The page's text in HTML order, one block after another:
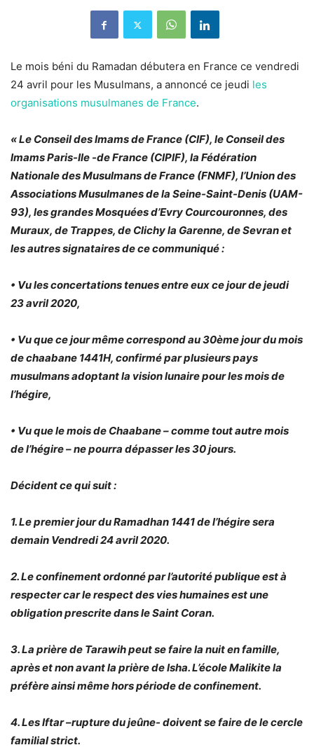
Le mois béni du Ramadan débutera en France ce vendredi
24 avril pour les Musulmans, a annoncé ce jeudi les
organisations musulmanes de France.
« Le Conseil des Imams de France (CIF), le Conseil des
Imams Paris-Ile -de France (CIPIF), la Fédération
Nationale des Musulmans de France (FNMF), l’Union des
Associations Musulmanes de la Seine-Saint-Denis (UAM-
93), les grandes Mosquées d’Evry Courcouronnes, des
Muraux, de Trappes, de Clichy la Garenne, de Sevran et
les autres signataires de ce communiqué :
• Vu les concertations tenues entre eux ce jour de jeudi
23 avril 2020,
• Vu que ce jour même correspond au 30ème jour du mois
de chaabane 1441H, confirmé par plusieurs pays
musulmans adoptant la vision lunaire pour les mois de
l’hégire,
• Vu que le mois de Chaabane – comme tout autre mois
de l’hégire – ne pourra dépasser les 30 jours.
Décident ce qui suit :
1. Le premier jour du Ramadhan 1441 de l’hégire sera
demain Vendredi 24 avril 2020.
2. Le confinement ordonné par l’autorité publique est à
respecter car le respect des vies humaines est une
obligation prescrite dans le Saint Coran.
3. La prière de Tarawih peut se faire la nuit en famille,
après et non avant la prière de Isha. L’école Malikite la
préfère ainsi même hors période de confinement.
4. Les Iftar –rupture du jeûne- doivent se faire de le cercle
familial strict.